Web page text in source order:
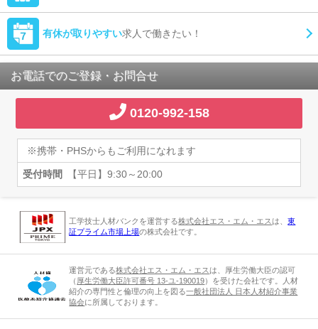
有休が取りやすい求人で働きたい！
お電話でのご登録・お問合せ
0120-992-158
※携帯・PHSからもご利用になれます
受付時間 【平日】9:30～20:00
工学技士人材バンクを運営する株式会社エス・エム・エスは、東
証プライム市場上場の株式会社です。
運営元である株式会社エス・エム・エスは、厚生労働大臣の認可
（ 厚生労働大臣許可番号 13-ユ-190019）を受けた会社です。人材
紹介の専門性と倫理の向上を図る一般社団法人 日本人材紹介事業
協会に所属しております。